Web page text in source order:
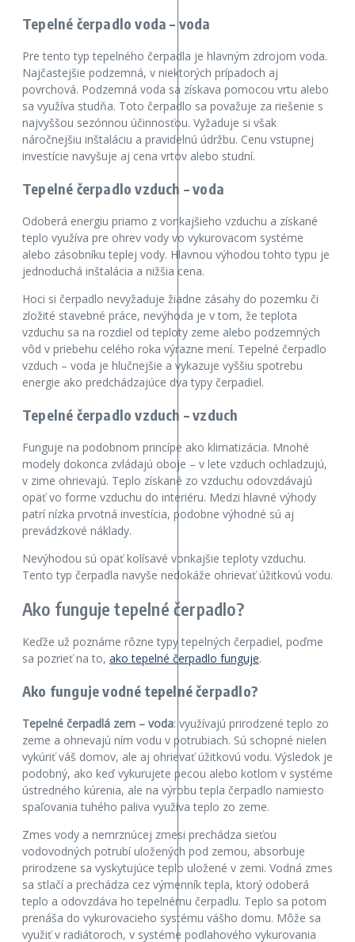
Tepelné čerpadlo voda – voda
Pre tento typ tepelného čerpadla je hlavným zdrojom voda.
Najčastejšie podzemná, v niektorých prípadoch aj
povrchová. Podzemná voda sa získava pomocou vrtu alebo
sa využíva studňa. Toto čerpadlo sa považuje za riešenie s
najvyššou sezónnou účinnosťou. Vyžaduje si však
náročnejšiu inštaláciu a pravidelnú údržbu. Cenu vstupnej
investície navyšuje aj cena vrtov alebo studní.
Tepelné čerpadlo vzduch – voda
Odoberá energiu priamo z vonkajšieho vzduchu a získané
teplo využíva pre ohrev vody vo vykurovacom systéme
alebo zásobníku teplej vody. Hlavnou výhodou tohto typu je
jednoduchá inštalácia a nižšia cena.
Hoci si čerpadlo nevyžaduje žiadne zásahy do pozemku či
zložité stavebné práce, nevýhoda je v tom, že teplota
vzduchu sa na rozdiel od teploty zeme alebo podzemných
vôd v priebehu celého roka výrazne mení. Tepelné čerpadlo
vzduch – voda je hlučnejšie a vykazuje vyššiu spotrebu
energie ako predchádzajúce dva typy čerpadiel.
Tepelné čerpadlo vzduch – vzduch
Funguje na podobnom princípe ako klimatizácia. Mnohé
modely dokonca zvládajú oboje – v lete vzduch ochladzujú,
v zime ohrievajú. Teplo získané zo vzduchu odovzdávajú
opäť vo forme vzduchu do interiéru. Medzi hlavné výhody
patrí nízka prvotná investícia, podobne výhodné sú aj
prevádzkové náklady.
Nevýhodou sú opäť kolísavé vonkajšie teploty vzduchu.
Tento typ čerpadla navyše nedokáže ohrievať úžitkovú vodu.
Ako funguje tepelné čerpadlo?
Keďže už poznáme rôzne typy tepelných čerpadiel, poďme
sa pozrieť na to, ako tepelné čerpadlo funguje.
Ako funguje vodné tepelné čerpadlo?
Tepelné čerpadlá zem – voda: využívajú prirodzené teplo zo
zeme a ohrievajú ním vodu v potrubiach. Sú schopné nielen
vykúriť váš domov, ale aj ohrievať úžitkovú vodu. Výsledok je
podobný, ako keď vykurujete pecou alebo kotlom v systéme
ústredného kúrenia, ale na výrobu tepla čerpadlo namiesto
spaľovania tuhého paliva využíva teplo zo zeme.
Zmes vody a nemrznúcej zmesi prechádza sieťou
vodovodných potrubí uložených pod zemou, absorbuje
prirodzene sa vyskytujúce teplo uložené v zemi. Vodná zmes
sa stlačí a prechádza cez výmenník tepla, ktorý odoberá
teplo a odovzdáva ho tepelnému čerpadlu. Teplo sa potom
prenáša do vykurovacieho systému vášho domu. Môže sa
využiť v radiátoroch, v systéme podlahového vykurovania